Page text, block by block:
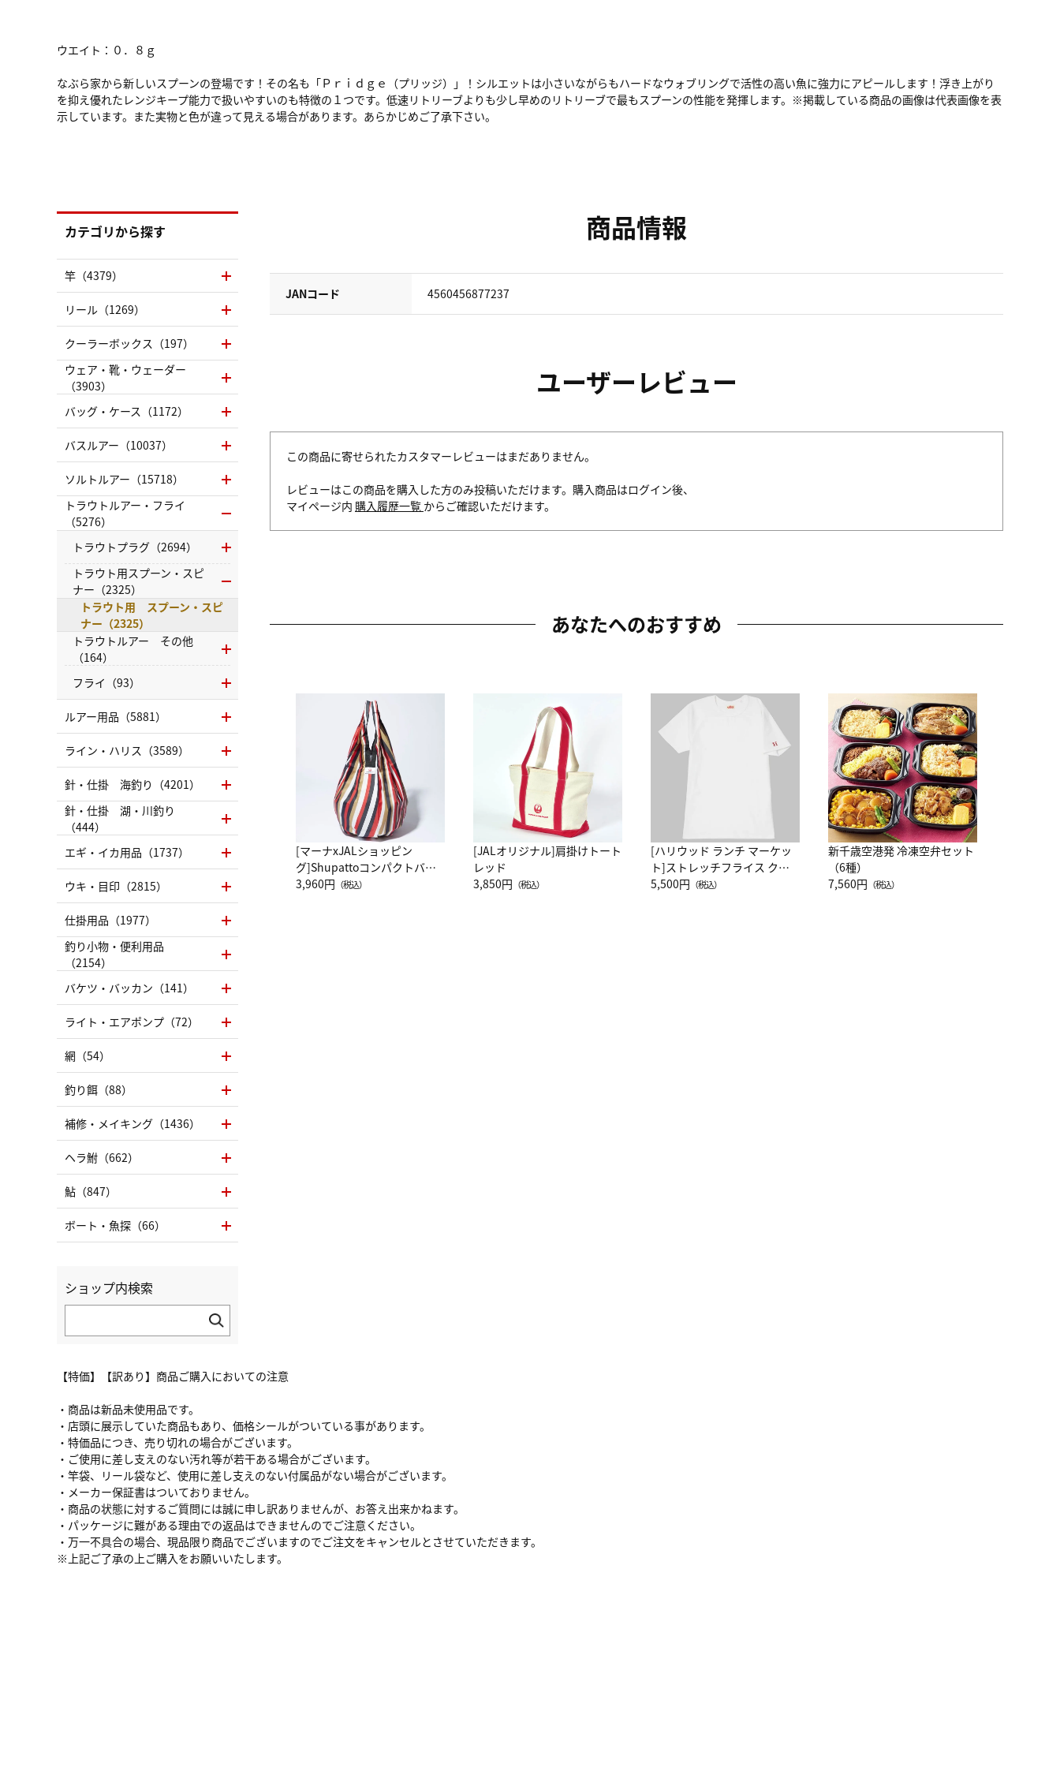
ウエイト：０．８ｇ
なぶら家から新しいスプーンの登場です！その名も「Ｐｒｉｄｇｅ（プリッジ）」！シルエットは小さいながらもハードなウォブリングで活性の高い魚に強力にアピールします！浮き上がり
を抑え優れたレンジキープ能力で扱いやすいのも特徴の１つです。低速リトリーブよりも少し早めのリトリーブで最もスプーンの性能を発揮します。※掲載している商品の画像は代表画像を表
示しています。また実物と色が違って見える場合があります。あらかじめご了承下さい。
商品情報
JANコード 4560456877237
ユーザーレビュー
この商品に寄せられたカスタマーレビューはまだありません。
レビューはこの商品を購入した方のみ投稿いただけます。購入商品はログイン後、
マイページ内 購入履歴一覧 からご確認いただけます。
あなたへのおすすめ
[マーナxJALショッピン
グ]Shupattoコンパクトバッ
グ Drop JAL客室乗務員
3,960円 （税込）
[JALオリジナル]肩掛けトート
レッド
3,850円 （税込）
[ハリウッド ランチ マーケッ
ト]ストレッチフライス クル
ーネック別注半袖Ｔシャツ
5,500円 （税込）
新千歳空港発 冷凍空弁セット
（6種）
7,560円 （税込）
【特価】【訳あり】商品ご購入においての注意
・商品は新品未使用品です。
・店頭に展示していた商品もあり、価格シールがついている事があります。
・特価品につき、売り切れの場合がございます。
・ご使用に差し支えのない汚れ等が若干ある場合がございます。
・竿袋、リール袋など、使用に差し支えのない付属品がない場合がございます。
・メーカー保証書はついておりません。
・商品の状態に対するご質問には誠に申し訳ありませんが、お答え出来かねます。
・パッケージに難がある理由での返品はできませんのでご注意ください。
・万一不具合の場合、現品限り商品でございますのでご注文をキャンセルとさせていただきます。
※上記ご了承の上ご購入をお願いいたします。
カテゴリから探す
竿（4379）
リール（1269）
クーラーボックス（197）
ウェア・靴・ウェーダー
（3903）
バッグ・ケース（1172）
バスルアー（10037）
ソルトルアー（15718）
トラウトルアー・フライ
（5276）
トラウトプラグ（2694）
トラウト用スプーン・スピ
ナー（2325）
トラウト用 スプーン・スピ
ナー（2325）
トラウトルアー その他
（164）
フライ（93）
ルアー用品（5881）
ライン・ハリス（3589）
針・仕掛 海釣り（4201）
針・仕掛 湖・川釣り
（444）
エギ・イカ用品（1737）
ウキ・目印（2815）
仕掛用品（1977）
釣り小物・便利用品
（2154）
バケツ・バッカン（141）
ライト・エアポンプ（72）
網（54）
釣り餌（88）
補修・メイキング（1436）
ヘラ鮒（662）
鮎（847）
ボート・魚探（66）
ショップ内検索